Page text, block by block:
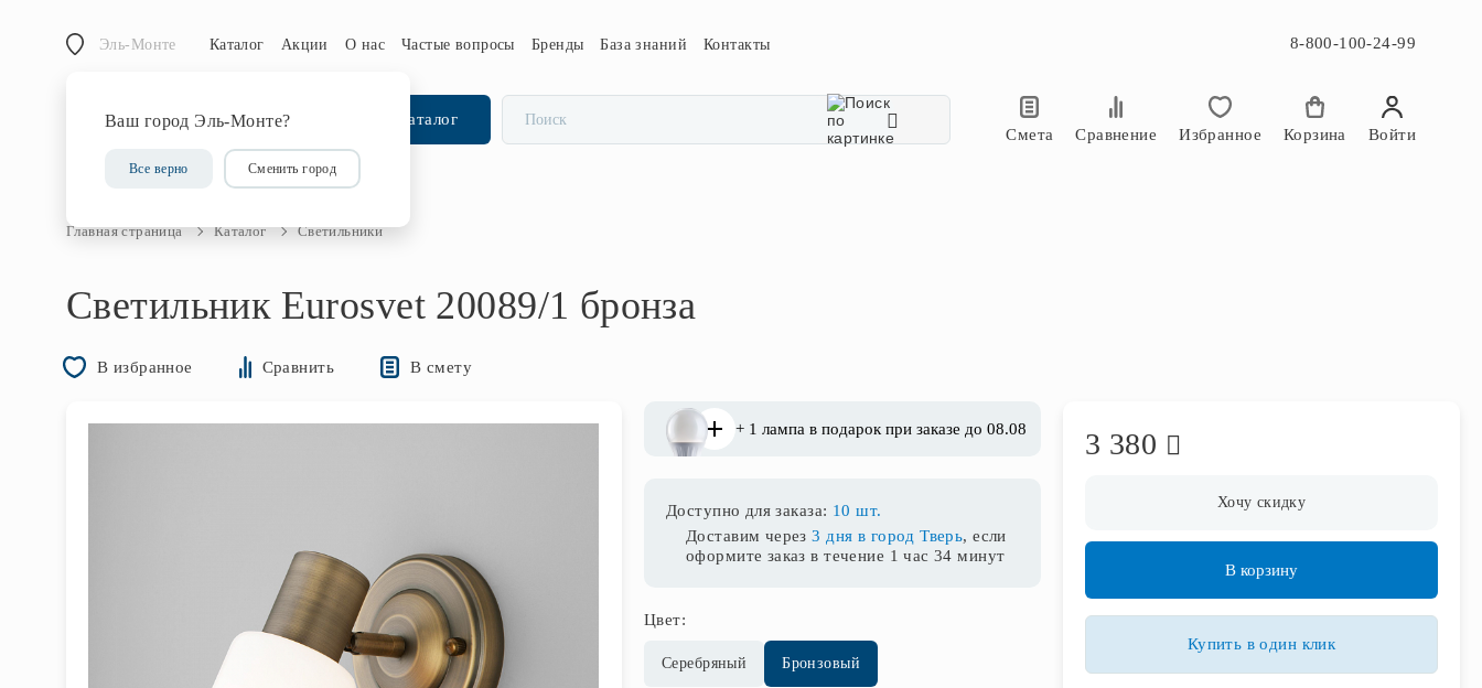
Эль-Монте
Ваш город Эль-Монте?
Все верно Сменить город
Каталог Акции О нас Частые вопросы Бренды База знаний Контакты 8-800-100-24-99
Каталог
Смета
Сравнение Избранное Корзина Войти
Главная страница Каталог Светильники
Светильник Eurosvet 20089/1 бронза
В избранное Сравнить В смету
+ 1 лампа в подарок при заказе до 08.08
Доступно для заказа: 10 шт.
Доставим через3 дня в город Тверь, если
оформите заказ в течение 1 час 34 минут
Цвет:
Серебряный Бронзовый
3 380
Хочу скидку
В корзину
Купить в один клик